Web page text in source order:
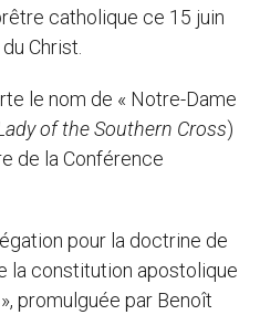
catholique ce 15 juin
Christ.
le nom de « Notre-Dame
of the Southern Cross)
de la Conférence
pour la doctrine de
la constitution apostolique
promulguée par Benoît